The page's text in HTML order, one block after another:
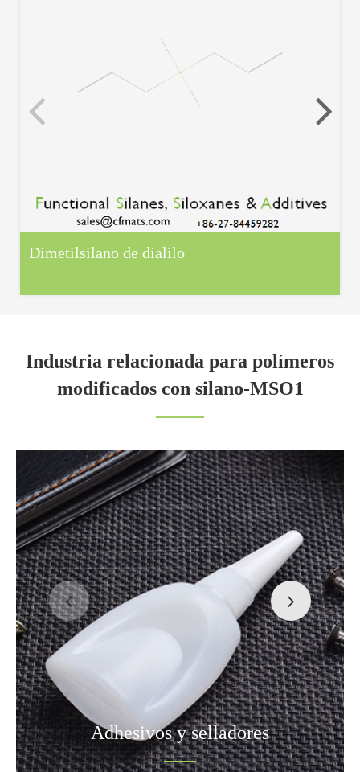
Dimetilsilano de dialilo
Industria relacionada para polímeros
modificados con silano-MSO1
Adhesivos y selladores